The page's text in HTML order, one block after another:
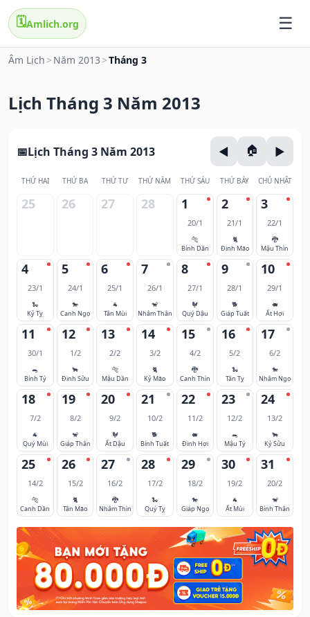
🗓️Amlich.org
Âm Lịch > Năm 2013 >Tháng 3
Lịch Tháng 3 Năm 2013
Lịch Tháng 3 Năm 2013
THỨ HAI THỨ BA THỨ TƯ THỨ NĂM THỨ SÁU THỨ BẢY CHỦ NHẬT
25 26 27 28 1
20/1
🐅
Bính Dần
2
21/1
🐈
Đinh Mão
3
22/1
🐉
Mậu Thìn
4
23/1
🐍
Kỷ Tỵ
5
24/1
🐎
Canh Ngọ
6
25/1
🐐
Tân Mùi
7
26/1
🐒
Nhâm Thân
8
27/1
🐓
Quý Dậu
9
28/1
🐕
Giáp Tuất
10
29/1
🐖
Ất Hợi
11
30/1
🐀
Bính Tý
12
1/2
🐂
Đinh Sửu
13
2/2
🐅
Mậu Dần
14
3/2
🐈
Kỷ Mão
15
4/2
🐉
Canh Thìn
16
5/2
🐍
Tân Tỵ
17
6/2
🐎
Nhâm Ngọ
18
7/2
🐐
Quý Mùi
19
8/2
🐒
Giáp Thân
20
9/2
🐓
Ất Dậu
21
10/2
🐕
Bính Tuất
22
11/2
🐖
Đinh Hợi
23
12/2
🐀
Mậu Tý
24
13/2
🐂
Kỷ Sửu
25
14/2
🐅
Canh Dần
26
15/2
🐈
Tân Mão
27
16/2
🐉
Nhâm Thìn
28
17/2
🐍
Quý Tỵ
29
18/2
🐎
Giáp Ngọ
30
19/2
🐐
Ất Mùi
31
20/2
🐒
Bính Thân